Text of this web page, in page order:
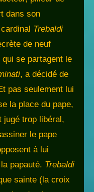
dans son
Trebaldi
de neuf
se partagent le
, a décidé de
pas seulement lui
la place du pape,
jugé trop libéral,
le pape
à lui
papauté. Trebaldi
sainte (la croix